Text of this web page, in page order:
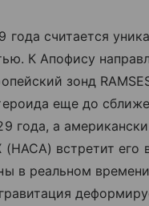
года считается
К Апофису
зонд
еще до
года, а
(НАСА) встретит его
в реальном